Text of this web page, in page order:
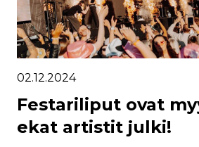
02.12.2024
Festariliput ovat
ekat artistit julki!